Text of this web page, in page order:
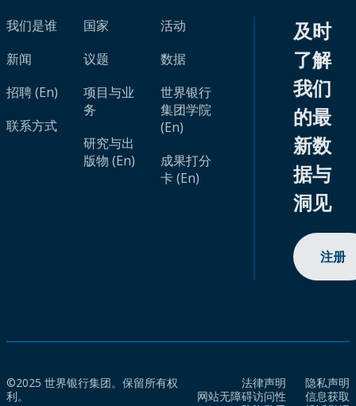
我们是谁
新闻
招聘 (En)
联系方式
国家
议题
项目与业
务
研究与出
版物 (En)
活动
数据
世界银行
集团学院
(En)
成果打分
卡 (En)
及时
了解
我们
的最
新数
据与
洞见
注册
©2025 世界银行集团。保留所有权
利。
法律声明
隐私声明
网站无障碍访问性
信息获取